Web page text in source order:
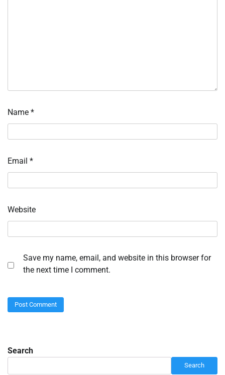
Name *
Email *
Website
Save my name, email, and website in this browser for
the next time I comment.
Search
Search